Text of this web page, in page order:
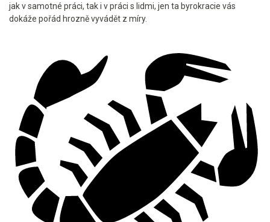
jak v samotné práci, tak i v práci s lidmi, jen ta byrokracie vás
dokáže pořád hrozně vyvádět z míry.